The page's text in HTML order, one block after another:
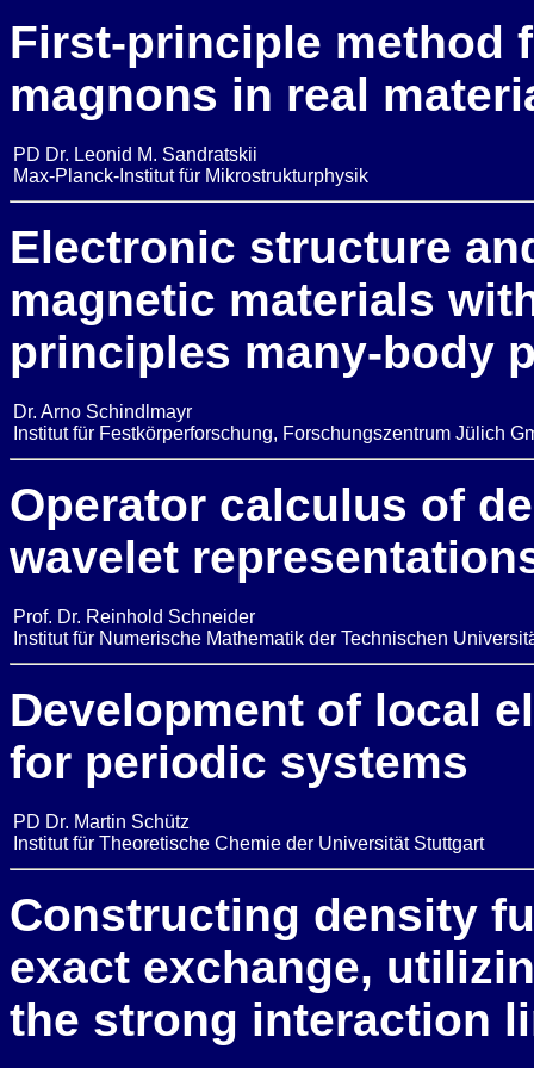
First-principle method
magnons in real
PD Dr. Leonid M. Sandratskii
Max-Planck-Institut für Mikrostrukturphysik
Electronic structure
magnetic materials
principles many-body
Dr. Arno Schindlmayr
Institut für Festkörperforschung, Forschungszentrum Jülich
Operator calculus of
wavelet
Prof. Dr. Reinhold Schneider
Institut für Numerische Mathematik der Technischen
Development of local
for periodic systems
PD Dr. Martin Schütz
Institut für Theoretische Chemie der Universität Stuttgart
Constructing density
exact exchange,
the strong interaction